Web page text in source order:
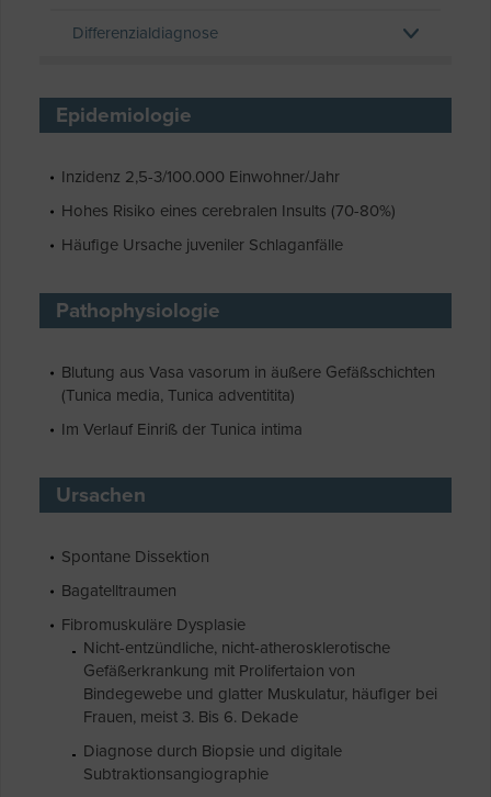
Differenzialdiagnose
Epidemiologie
Inzidenz 2,5-3/100.000 Einwohner/Jahr
Hohes Risiko eines cerebralen Insults (70-80%)
Häufige Ursache juveniler Schlaganfälle
Pathophysiologie
Blutung aus Vasa vasorum in äußere Gefäßschichten
(Tunica media, Tunica adventitita)
Im Verlauf Einriß der Tunica intima
Ursachen
Spontane Dissektion
Bagatelltraumen
Fibromuskuläre Dysplasie
Nicht-entzündliche, nicht-atherosklerotische
Gefäßerkrankung mit Prolifertaion von
Bindegewebe und glatter Muskulatur, häufiger bei
Frauen, meist 3. Bis 6. Dekade
Diagnose durch Biopsie und digitale
Subtraktionsangiographie